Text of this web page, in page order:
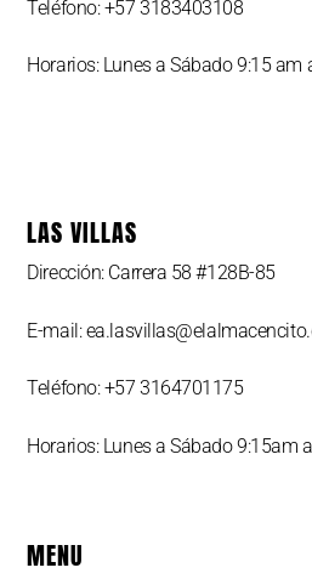
Teléfono: +57 3183403108
Horarios: Lunes a Sábado 9:15 am
LAS VILLAS
Dirección: Carrera 58 #128B-85
E-mail:
Teléfono: +57 3164701175
Horarios: Lunes a Sábado 9:15am
MENU